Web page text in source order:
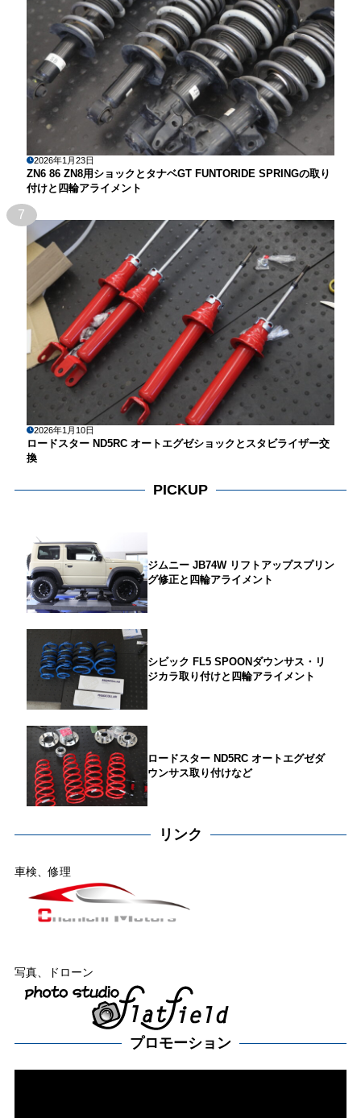
2026年1月23日
ZN6 86 ZN8用ショックとタナベGT FUNTORIDE SPRINGの取り
付けと四輪アライメント
7
2026年1月10日
ロードスター ND5RC オートエグゼショックとスタビライザー交
換
PICKUP
ジムニー JB74W リフトアップスプリン
グ修正と四輪アライメント
シビック FL5 SPOONダウンサス・リ
ジカラ取り付けと四輪アライメント
ロードスター ND5RC オートエグゼダ
ウンサス取り付けなど
リンク
車検、修理
写真、ドローン
プロモーション